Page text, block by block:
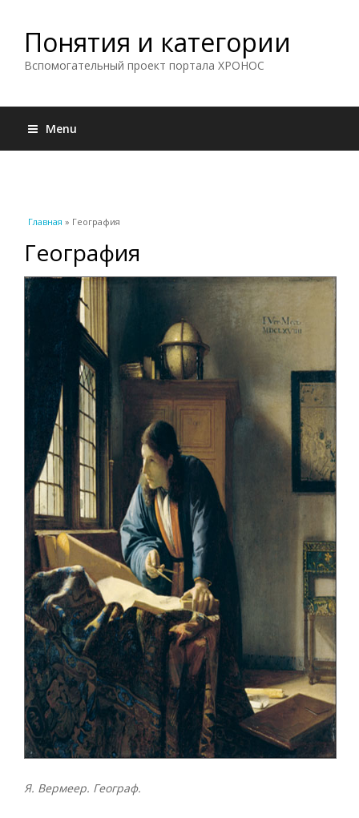
Понятия и категории
Вспомогательный проект портала ХРОНОС
Menu
Вы здесь
Главная » География
География
Я. Вермеер. Географ.